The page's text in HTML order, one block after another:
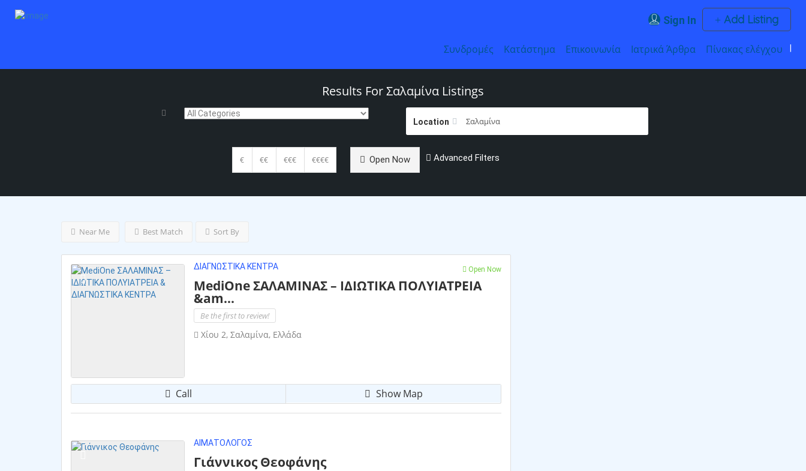
Sign In Add Listing
Συνδρομές Κατάστημα Επικοινωνία Ιατρικά Άρθρα Πίνακας ελέγχου
Results ForΣαλαμίνα Listings
Location
€ €€ €€€ €€€€ Open Now Advanced Filters
Near Me Best Match Sort By
ΔΙΑΓΝΩΣΤΙΚΆ ΚΈΝΤΡΑ Open Now
MediOne ΣΑΛΑΜΙΝΑΣ – ΙΔΙΩΤΙΚΑ ΠΟΛΥΙΑΤΡΕΙΑ
&am...
Be the first to review!
Χίου 2, Σαλαμίνα, Ελλάδα
Call Show Map
ΑΙΜΑΤΟΛΌΓΟΣ
Γιάννικος Θεοφάνης